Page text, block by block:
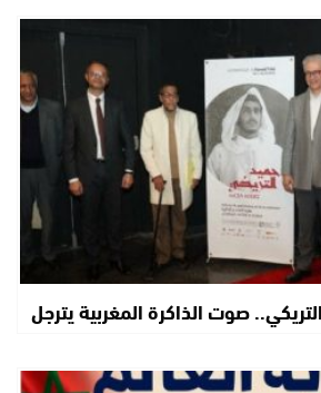
صوت الذاكرة المغربية يترجل